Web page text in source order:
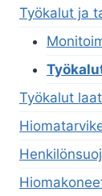
Työkalut ja
Työkalut